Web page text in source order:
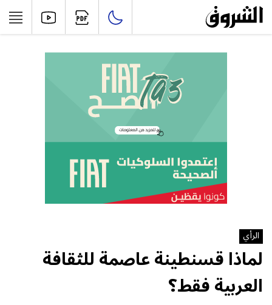
الرأي
لماذا قسنطينة عاصمة للثقافة
العربية فقط؟